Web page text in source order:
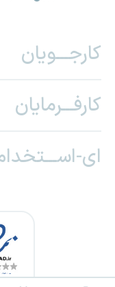
کارجـــویان
کارفـــرمایان
ای-